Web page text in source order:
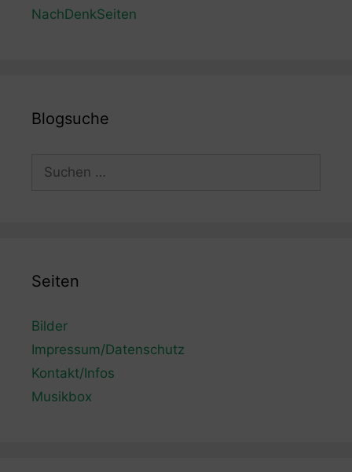
NachDenkSeiten
Blogsuche
Seiten
Bilder
Impressum/Datenschutz
Kontakt/Infos
Musikbox